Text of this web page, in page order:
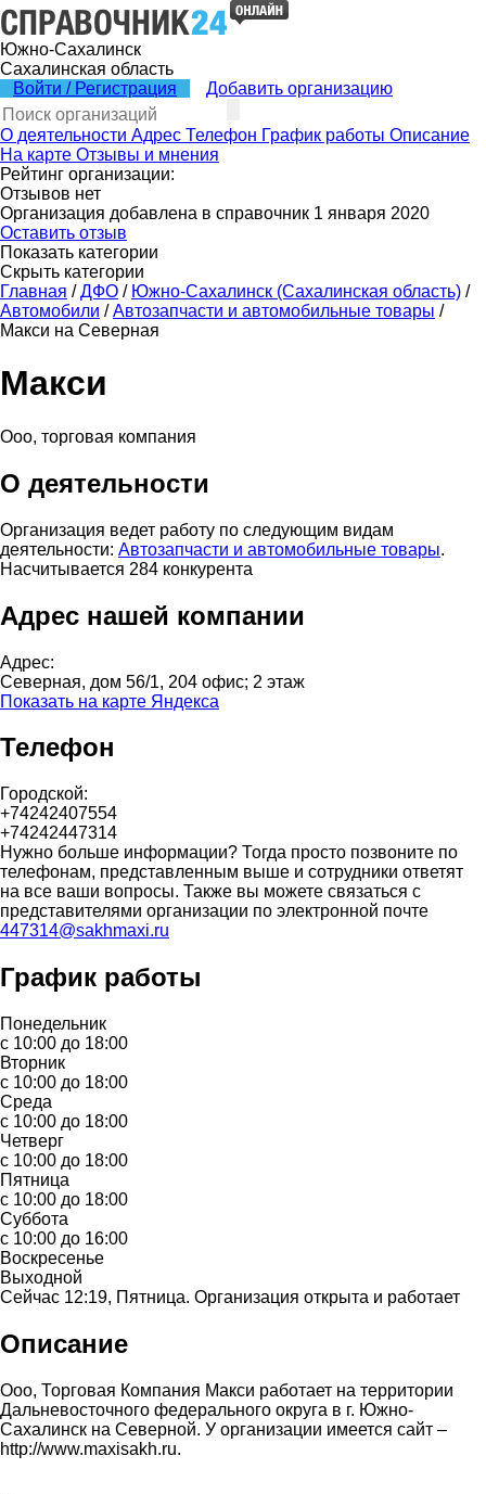
Южно-Сахалинск
Сахалинская область
Войти / Регистрация
Добавить организацию
О деятельности Адрес Телефон График работы Описание
На карте Отзывы и мнения
Рейтинг организации:
Отзывов нет
Организация добавлена в справочник 1 января 2020
Оставить отзыв
Показать категории
Скрыть категории
Главная / ДФО / Южно-Сахалинск (Сахалинская область) /
Автомобили / Автозапчасти и автомобильные товары /
Макси на Северная
Макси
Ооо, торговая компания
О деятельности
Организация ведет работу по следующим видам
деятельности: Автозапчасти и автомобильные товары.
Насчитывается 284 конкурента
Адрес нашей компании
Адрес:
Северная, дом 56/1, 204 офис; 2 этаж
Показать на карте Яндекса
Телефон
Городской:
+74242407554
+74242447314
Нужно больше информации? Тогда просто позвоните по
телефонам, представленным выше и сотрудники ответят
на все ваши вопросы. Также вы можете связаться с
представителями организации по электронной почте
447314@sakhmaxi.ru
График работы
Понедельник
с 10:00 до 18:00
Вторник
с 10:00 до 18:00
Среда
с 10:00 до 18:00
Четверг
с 10:00 до 18:00
Пятница
с 10:00 до 18:00
Суббота
с 10:00 до 16:00
Воскресенье
Выходной
Сейчас 12:19, Пятница. Организация открыта и работает
Описание
Ооо, Торговая Компания Макси работает на территории
Дальневосточного федерального округа в г. Южно-
Сахалинск на Северной. У организации имеется сайт –
http://www.maxisakh.ru.